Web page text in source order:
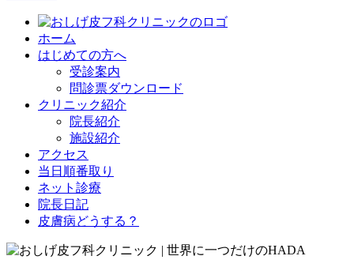
ホーム
はじめての方へ
受診案内
問診票ダウンロード
クリニック紹介
院長紹介
施設紹介
アクセス
当日順番取り
ネット診療
院長日記
皮膚病どうする？